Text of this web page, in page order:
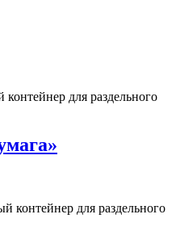
для раздельного
контейнер для раздельного